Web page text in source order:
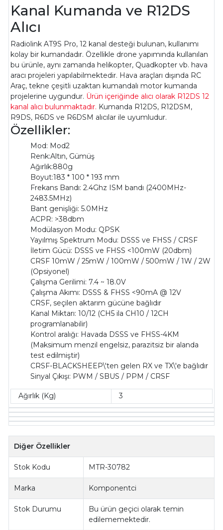
Kanal Kumanda ve R12DS
Alıcı
Radiolink AT9S Pro, 12 kanal desteği bulunan, kullanımı
kolay bir kumandadır. Özellikle drone yapımında kullanılan
bu ürünle, aynı zamanda helikopter, Quadkopter vb. hava
aracı projeleri yapılabilmektedir. Hava araçları dışında RC
Araç, tekne çeşitli uzaktan kumandalı motor kumanda
projelerine uygundur. Ürün içeriğinde alıcı olarak R12DS 12
kanal alıcı bulunmaktadır. Kumanda R12DS, R12DSM,
R9DS, R6DS ve R6DSM alıcılar ile uyumludur.
Özellikler:
Mod: Mod2
Renk:Altın, Gümüş
Ağırlık:880g
Boyut:183 * 100 * 193 mm
Frekans Bandı: 2.4Ghz ISM bandı (2400MHz-
2483.5MHz)
Bant genişliği: 5.0MHz
ACPR: >38dbm
Modülasyon Modu: QPSK
Yayılmış Spektrum Modu: DSSS ve FHSS / CRSF
İletim Gücü: DSSS ve FHSS <100mW (20dbm)
CRSF 10mW / 25mW / 100mW / 500mW / 1W / 2W
(Opsiyonel)
Çalışma Gerilimi: 7.4 ~ 18.0V
Çalışma Akımı: DSSS & FHSS <90mA @ 12V
CRSF, seçilen aktarım gücüne bağlıdır
Kanal Miktarı: 10/12 (CH5 ila CH10 / 12CH
programlanabilir)
Kontrol aralığı: Havada DSSS ve FHSS-4KM
(Maksimum menzil engelsiz, parazitsiz bir alanda
test edilmiştir)
CRSF-BLACKSHEEP\'ten gelen RX ve TX\'e bağlıdır
Sinyal Çıkışı: PWM / SBUS / PPM / CRSF
Ağırlık (Kg) 3
Diğer Özellikler
Stok Kodu MTR-30782
Marka Komponentci
Stok Durumu
Bu ürün geçici olarak temin
edilememektedir.